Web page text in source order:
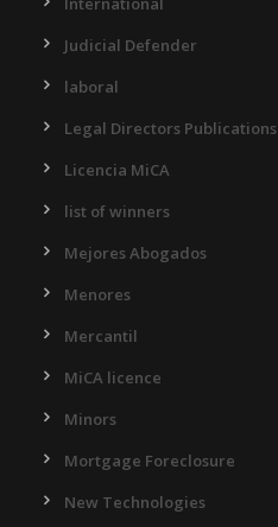
Judicial Defender
laboral
Legal Directors Publications
Licencia MiCA
list of winners
Mejores Abogados
Menores
Mercantil
MiCA licence
Minors
Mortgage Foreclosure
New Technologies